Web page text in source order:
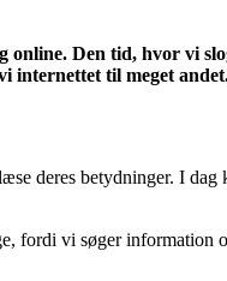
online. Den tid, hvor vi
internettet til meget
deres betydninger. I
fordi vi søger